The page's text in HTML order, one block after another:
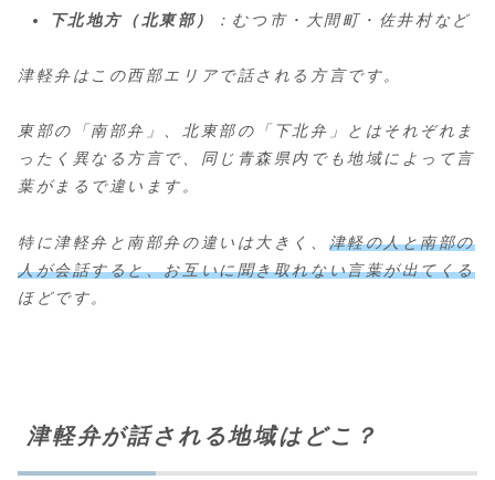
下北地方（北東部）
：むつ市・大間町・佐井村など
津軽弁はこの西部エリアで話される方言です。
東部の「南部弁」、北東部の「下北弁」とはそれぞれま
ったく異なる方言で、同じ青森県内でも地域によって言
葉がまるで違います。
特に津軽弁と南部弁の違いは大きく、 津軽の人と南部の
人が会話すると、お互いに聞き取れない言葉が出てくる
ほどです。
津軽弁が話される地域はどこ？